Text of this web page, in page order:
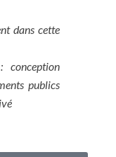
dans cette
publics